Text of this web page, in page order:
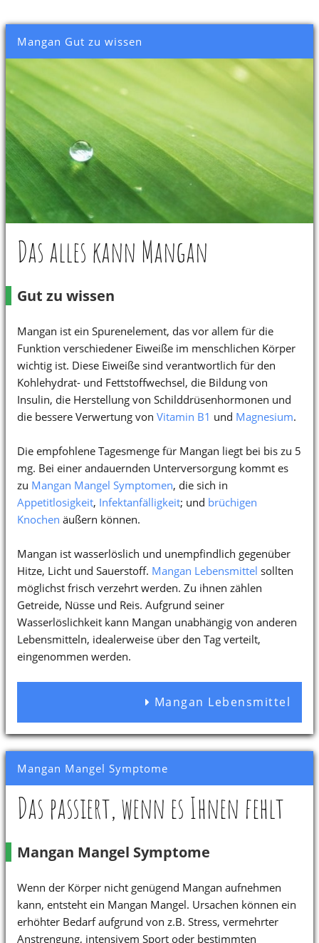
Mangan Gut zu wissen
Das alles kann Mangan
Gut zu wissen
Mangan ist ein Spurenelement, das vor allem für die
Funktion verschiedener Eiweiße im menschlichen Körper
wichtig ist. Diese Eiweiße sind verantwortlich für den
Kohlehydrat- und Fettstoffwechsel, die Bildung von
Insulin, die Herstellung von Schilddrüsenhormonen und
die bessere Verwertung von Vitamin B1 und Magnesium.
Die empfohlene Tagesmenge für Mangan liegt bei bis zu 5
mg. Bei einer andauernden Unterversorgung kommt es
zu Mangan Mangel Symptomen, die sich in
Appetitlosigkeit, Infektanfälligkeit; und brüchigen
Knochen äußern können.
Mangan ist wasserlöslich und unempfindlich gegenüber
Hitze, Licht und Sauerstoff. Mangan Lebensmittel sollten
möglichst frisch verzehrt werden. Zu ihnen zählen
Getreide, Nüsse und Reis. Aufgrund seiner
Wasserlöslichkeit kann Mangan unabhängig von anderen
Lebensmitteln, idealerweise über den Tag verteilt,
eingenommen werden.
Mangan Lebensmittel
Mangan Mangel Symptome
Das passiert, wenn es Ihnen fehlt
Mangan Mangel Symptome
Wenn der Körper nicht genügend Mangan aufnehmen
kann, entsteht ein Mangan Mangel. Ursachen können ein
erhöhter Bedarf aufgrund von z.B. Stress, vermehrter
Anstrengung, intensivem Sport oder bestimmten